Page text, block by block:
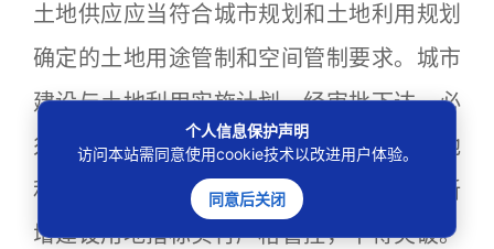
土地供应应当符合城市规划和土地利用规划
确定的土地用途管制和空间管制要求。城市
建设与土地利用实施计划一经审批下达，必
须严格执行。除市级统筹指标外，年度土地
利用计划指标均分解下达给各区。其中，新
增建设用地指标实行严格管控，不得突破。
个人信息保护声明
访问本站需同意使用cookie技术以改进用户体验。
同意后关闭